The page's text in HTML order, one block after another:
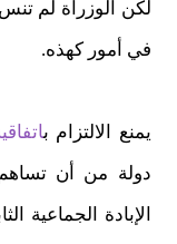
لكن الوزراة لم
في أمور كهذه.
يمنع الالتزام ب
دولة من أن تساهم
الإبادة الجماعية